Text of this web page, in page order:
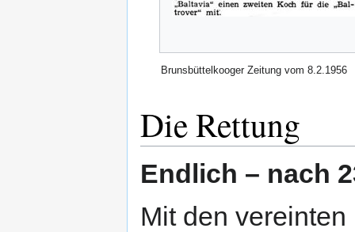
Brunsbüttelkooger Zeitung vom 8.2.1956
Die Rettung
Endlich – nach
Mit den